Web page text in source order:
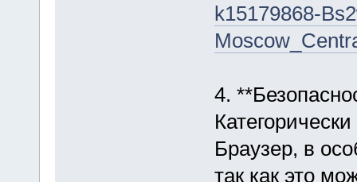
k15179868-
4.
Браузер, в
так как это